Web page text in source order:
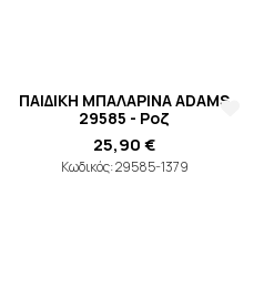
ΠΑΙΔΙΚΗ ΜΠΑΛΑΡΙΝΑ ADAMS
29585 - Ροζ
25,90 €
Κωδικός: 29585-1379